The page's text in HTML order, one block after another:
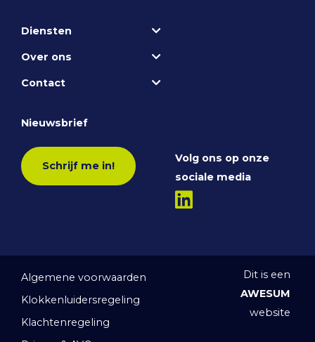
Diensten
Over ons
Contact
Nieuwsbrief
Schrijf me in!
Volg ons op onze
sociale media
Algemene voorwaarden
Klokkenluidersregeling
Klachtenregeling
Dit is een
AWESUM
website